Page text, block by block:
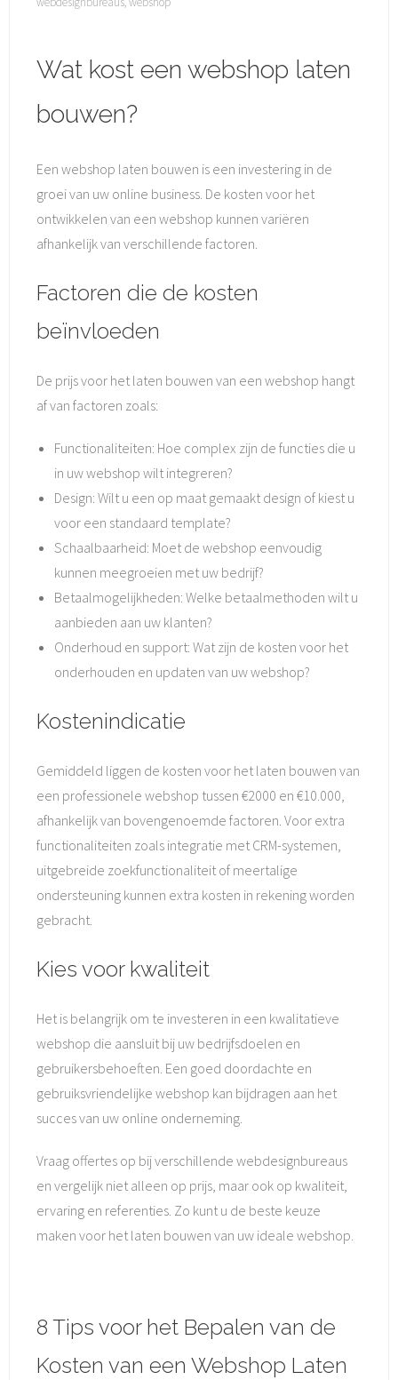
Wat kost een webshop laten
bouwen?
Een webshop laten bouwen is een investering in de
groei van uw online business. De kosten voor het
ontwikkelen van een webshop kunnen variëren
afhankelijk van verschillende factoren.
Factoren die de kosten
beïnvloeden
De prijs voor het laten bouwen van een webshop hangt
af van factoren zoals:
Functionaliteiten: Hoe complex zijn de functies die u
in uw webshop wilt integreren?
Design: Wilt u een op maat gemaakt design of kiest u
voor een standaard template?
Schaalbaarheid: Moet de webshop eenvoudig
kunnen meegroeien met uw bedrijf?
Betaalmogelijkheden: Welke betaalmethoden wilt u
aanbieden aan uw klanten?
Onderhoud en support: Wat zijn de kosten voor het
onderhouden en updaten van uw webshop?
Kostenindicatie
Gemiddeld liggen de kosten voor het laten bouwen van
een professionele webshop tussen €2000 en €10.000,
afhankelijk van bovengenoemde factoren. Voor extra
functionaliteiten zoals integratie met CRM-systemen,
uitgebreide zoekfunctionaliteit of meertalige
ondersteuning kunnen extra kosten in rekening worden
gebracht.
Kies voor kwaliteit
Het is belangrijk om te investeren in een kwalitatieve
webshop die aansluit bij uw bedrijfsdoelen en
gebruikersbehoeften. Een goed doordachte en
gebruiksvriendelijke webshop kan bijdragen aan het
succes van uw online onderneming.
Vraag offertes op bij verschillende webdesignbureaus
en vergelijk niet alleen op prijs, maar ook op kwaliteit,
ervaring en referenties. Zo kunt u de beste keuze
maken voor het laten bouwen van uw ideale webshop.
8 Tips voor het Bepalen van de
Kosten van een Webshop Laten